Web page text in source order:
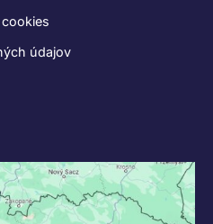
údajov